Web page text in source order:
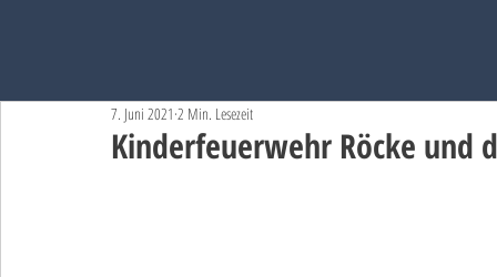
Kinderfeuerwehr Röcke und
7. Juni 2021 2 Min. Lesezeit